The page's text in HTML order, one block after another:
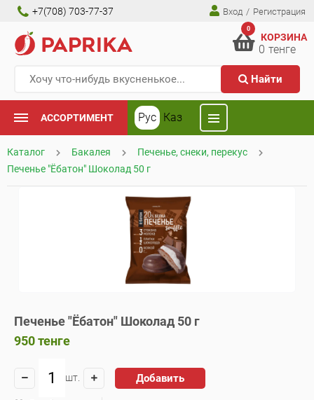
+7(708) 703-77-37 Вход / Регистрация
Найти
0
КОРЗИНА
0 тенге
АССОРТИМЕНТ Рус Каз
Каталог Бакалея
Печенье, снеки, перекус
Печенье "Ёбатон" Шоколад 50 г
Печенье "Ёбатон" Шоколад 50 г
950тенге
шт. Добавить